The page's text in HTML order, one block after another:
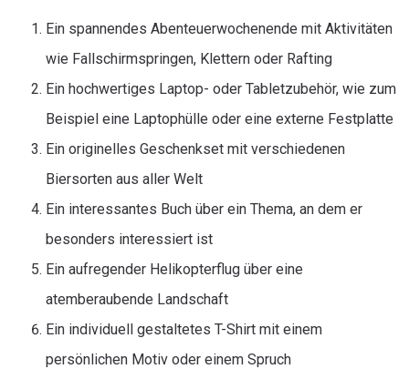
Ein spannendes Abenteuerwochenende mit Aktivitäten
wie Fallschirmspringen, Klettern oder Rafting
Ein hochwertiges Laptop- oder Tabletzubehör, wie zum
Beispiel eine Laptophülle oder eine externe Festplatte
Ein originelles Geschenkset mit verschiedenen
Biersorten aus aller Welt
Ein interessantes Buch über ein Thema, an dem er
besonders interessiert ist
Ein aufregender Helikopterflug über eine
atemberaubende Landschaft
Ein individuell gestaltetes T-Shirt mit einem
persönlichen Motiv oder einem Spruch